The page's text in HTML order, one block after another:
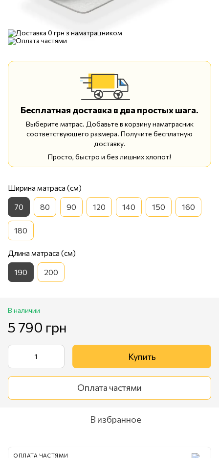
Бесплатная доставка в два простых шага.
Выберите матрас. Добавьте в корзину наматрасник
соответствующего размера. Получите бесплатную
доставку.
Просто, быстро и без лишних хлопот!
Ширина матраса (см)
70 80 90 120 140 150 160
180
Длина матраса (см)
190 200
В наличии
5 790 грн
Купить
Оплата частями
В избранное
ОПЛАТА ЧАСТЯМИ